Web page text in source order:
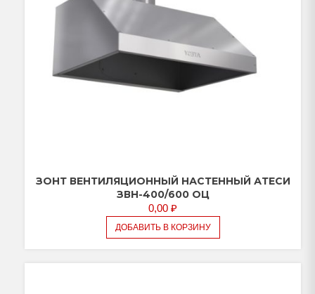
ЗОНТ ВЕНТИЛЯЦИОННЫЙ НАСТЕННЫЙ АТЕСИ
ЗВН-400/600 ОЦ
0,00 ₽
ДОБАВИТЬ В КОРЗИНУ